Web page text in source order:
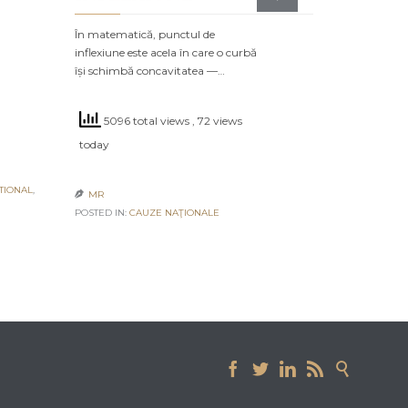
,
În matematică, punctul de
inflexiune este acela în care o curbă
își schimbă concavitatea —…
5096 total views , 72 views
today
 MR
POSTED IN: CAUZE NAŢIONALE
    